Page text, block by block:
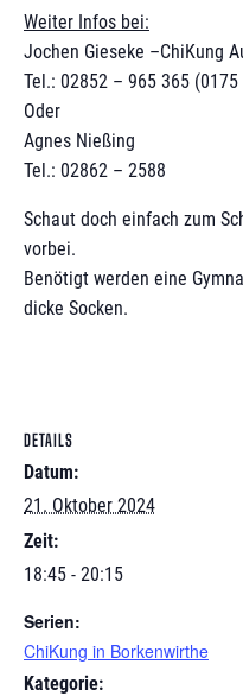
Weiter Infos bei:
Jochen Gieseke –ChiKung
Tel.: 02852 – 965 365
Oder
Agnes Nießing
Tel.: 02862 – 2588
Schaut doch einfach zum
vorbei.
Benötigt werden eine
dicke Socken.
DETAILS
Datum:
21. Oktober 2024
Zeit:
18:45 - 20:15
Serien:
ChiKung in Borkenwirthe
Kategorie: